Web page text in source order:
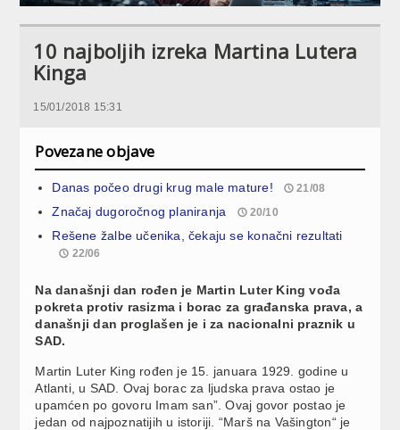
10 najboljih izreka Martina Lutera
Kinga
15/01/2018 15:31
Povezane objave
Danas počeo drugi krug male mature! 21/08
Značaj dugoročnog planiranja 20/10
Rešene žalbe učenika, čekaju se konačni rezultati
22/06
Na današnji dan rođen je Martin Luter King vođa
pokreta protiv rasizma i borac za građanska prava, a
današnji dan proglašen je i za nacionalni praznik u
SAD.
Martin Luter King rođen je 15. januara 1929. godine u
Atlanti, u SAD. Ovaj borac za ljudska prava ostao je
upamćen po govoru Imam san”. Ovaj govor postao je
jedan od najpoznatijih u istoriji. “Marš na Vašington“ je